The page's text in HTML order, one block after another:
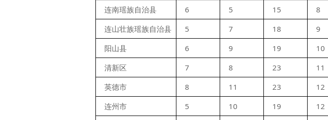
连南瑶族自治县 6 5 15 8
连山壮族瑶族自治县
5 7 18 9
阳山县
6 9 19 10
清新区
7 8 23 11
英德市
8 11 23 12
连州市
5 10 19 12